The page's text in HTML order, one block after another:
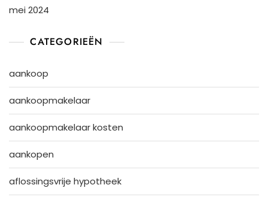
mei 2024
CATEGORIEËN
aankoop
aankoopmakelaar
aankoopmakelaar kosten
aankopen
aflossingsvrije hypotheek